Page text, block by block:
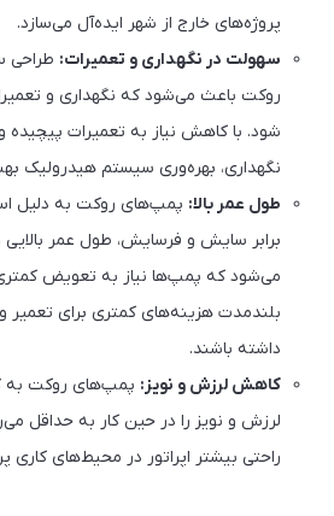
پروژه‌های خارج از شهر ایده‌آل می‌سازد.
سهولت در نگهداری و تعمیرات: طراحی
روکت باعث می‌شود که نگهداری و
شود. با کاهش نیاز به تعمیرات پیچیده
نگهداری، بهره‌وری سیستم هیدرولیک
طول عمر بالا: پمپ‌های روکت به دلیل
برابر سایش و فرسایش، طول عمر بالایی
می‌شود که پمپ‌ها نیاز به تعویض
بلندمدت هزینه‌های کمتری برای
داشته باشند.
کاهش لرزش و نویز: پمپ‌های روکت به
لرزش و نویز را در حین کار به حداقل
راحتی بیشتر اپراتور در محیط‌های